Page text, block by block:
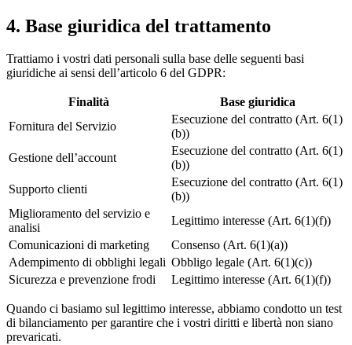
4. Base giuridica del trattamento
Trattiamo i vostri dati personali sulla base delle seguenti basi
giuridiche ai sensi dell’articolo 6 del GDPR:
Finalità
Base giuridica
Fornitura del Servizio
Esecuzione del contratto (Art. 6(1)
(b))
Gestione dell’account
Esecuzione del contratto (Art. 6(1)
(b))
Supporto clienti
Esecuzione del contratto (Art. 6(1)
(b))
Miglioramento del servizio e
analisi
Legittimo interesse (Art. 6(1)(f))
Comunicazioni di marketing
Consenso (Art. 6(1)(a))
Adempimento di obblighi legali Obbligo legale (Art. 6(1)(c))
Sicurezza e prevenzione frodi
Legittimo interesse (Art. 6(1)(f))
Quando ci basiamo sul legittimo interesse, abbiamo condotto un test
di bilanciamento per garantire che i vostri diritti e libertà non siano
prevaricati.